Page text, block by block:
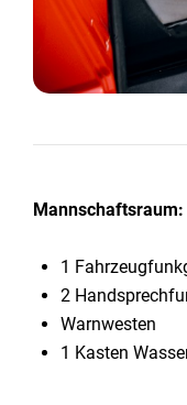
Mannschaftsraum:
1
2
Warnwesten
1 Kasten